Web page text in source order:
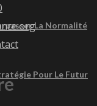
La Normalité
Pour Le Futur